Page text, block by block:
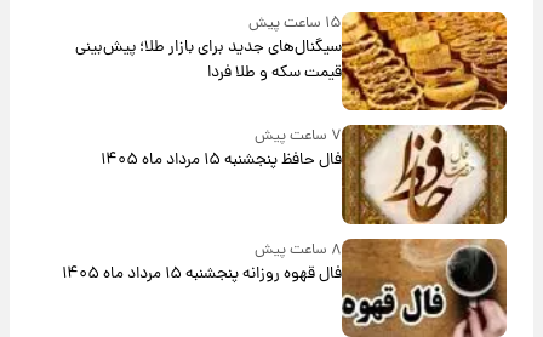
۱۵ ساعت پیش
سیگنال‌های جدید برای بازار طلا؛ پیش‌بینی
قیمت سکه و طلا فردا
۷ ساعت پیش
فال حافظ پنجشنبه ۱۵ مرداد ماه ۱۴۰۵
۸ ساعت پیش
فال قهوه روزانه پنجشنبه ۱۵ مرداد ماه ۱۴۰۵